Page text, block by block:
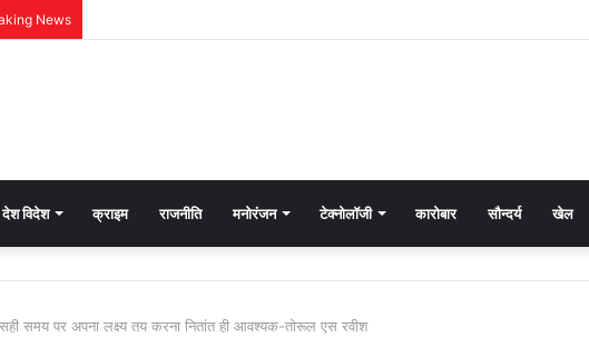
News
देश विदेश क्राइम राजनीति मनोरंजन टेक्नोलॉजी कारोबार सौन्दर्य खेल
समय पर अपना लक्ष्य तय करना नितांत ही आवश्यक-तोरूल एस रवीश